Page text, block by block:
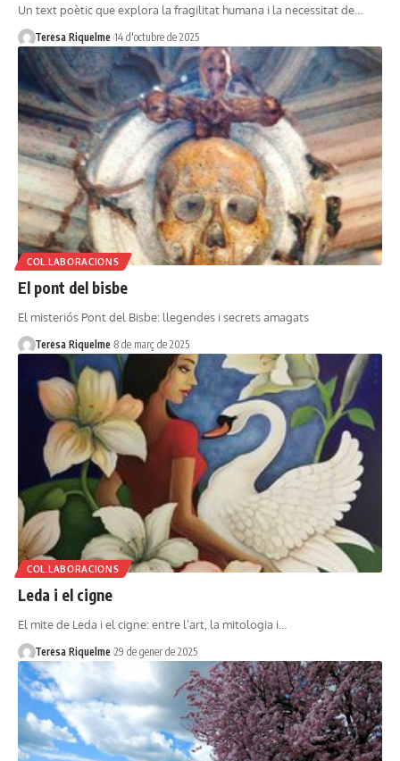
Un text poètic que explora la fragilitat humana i la necessitat de…
Teresa Riquelme 14 d'octubre de 2025
COL.LABORACIONS
El pont del bisbe
El misteriós Pont del Bisbe: llegendes i secrets amagats
Teresa Riquelme 8 de març de 2025
COL.LABORACIONS
Leda i el cigne
El mite de Leda i el cigne: entre l’art, la mitologia i…
Teresa Riquelme 29 de gener de 2025